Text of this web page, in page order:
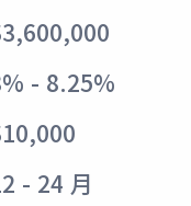
- 8.25%
- 24 月